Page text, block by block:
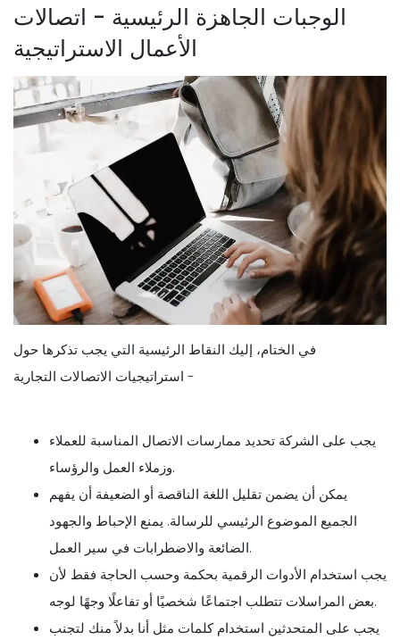
الوجبات الجاهزة الرئيسية - اتصالات
الأعمال الاستراتيجية
في الختام، إليك النقاط الرئيسية التي يجب تذكرها حول
استراتيجيات الاتصالات التجارية -
يجب على الشركة تحديد ممارسات الاتصال المناسبة للعملاء
وزملاء العمل والرؤساء.
يمكن أن يضمن تقليل اللغة الناقصة أو الضعيفة أن يفهم
الجميع الموضوع الرئيسي للرسالة. يمنع الإحباط والجهود
الضائعة والاضطرابات في سير العمل.
يجب استخدام الأدوات الرقمية بحكمة وحسب الحاجة فقط لأن
بعض المراسلات تتطلب اجتماعًا شخصيًا أو تفاعلًا وجهًا لوجه.
يجب على المتحدثين استخدام كلمات مثل أنا بدلاً منك لتجنب